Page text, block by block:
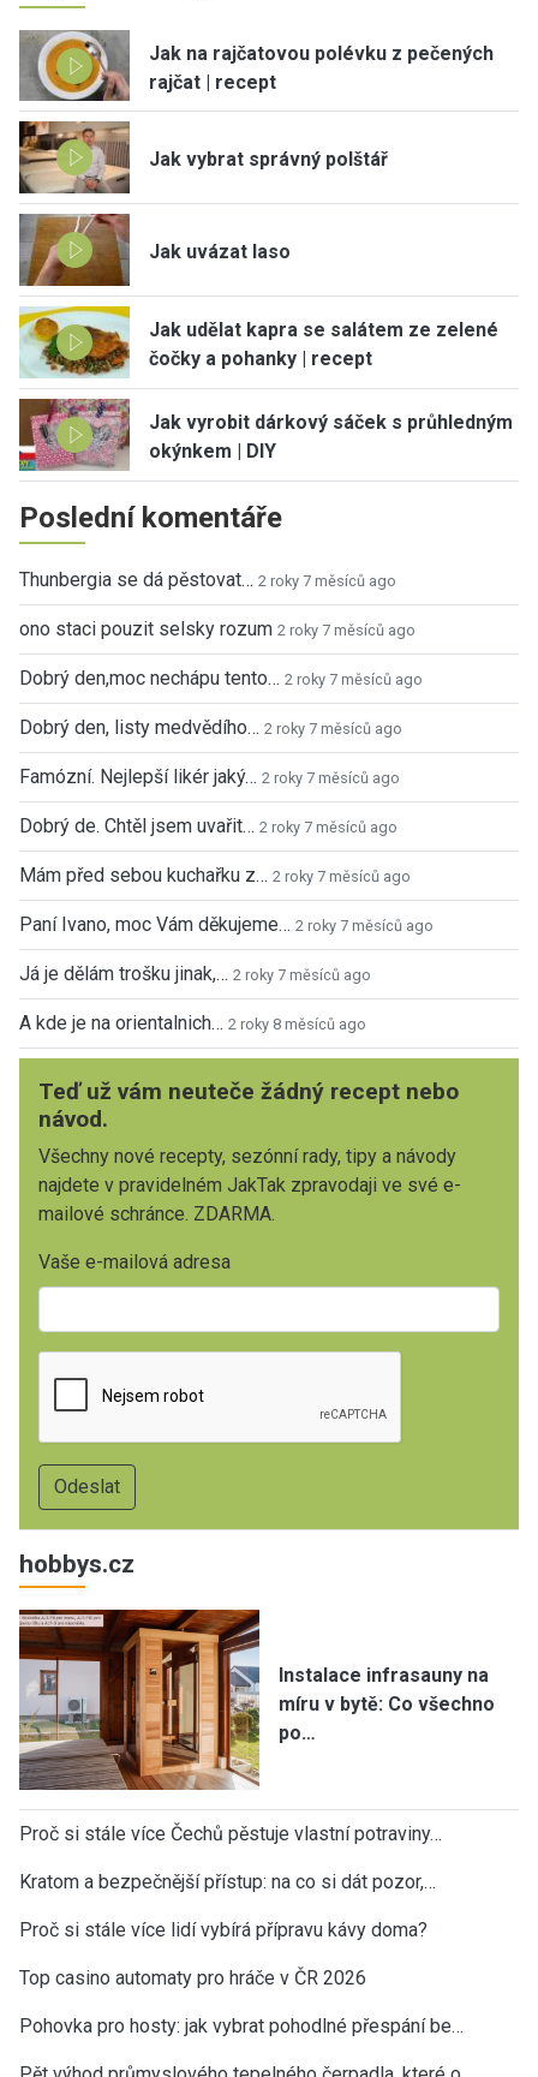
Jak na rajčatovou polévku z pečených
rajčat | recept
Jak vybrat správný polštář
Jak uvázat laso
Jak udělat kapra se salátem ze zelené
čočky a pohanky | recept
Jak vyrobit dárkový sáček s průhledným
okýnkem | DIY
Poslední komentáře
Thunbergia se dá pěstovat… 2 roky 7 měsíců ago
ono staci pouzit selsky rozum 2 roky 7 měsíců ago
Dobrý den,moc nechápu tento… 2 roky 7 měsíců ago
Dobrý den, listy medvědího… 2 roky 7 měsíců ago
Famózní. Nejlepší likér jaký… 2 roky 7 měsíců ago
Dobrý de. Chtěl jsem uvařit… 2 roky 7 měsíců ago
Mám před sebou kuchařku z… 2 roky 7 měsíců ago
Paní Ivano, moc Vám děkujeme… 2 roky 7 měsíců ago
Já je dělám trošku jinak,… 2 roky 7 měsíců ago
A kde je na orientalnich… 2 roky 8 měsíců ago
Teď už vám neuteče žádný recept nebo
návod.
Všechny nové recepty, sezónní rady, tipy a návody
najdete v pravidelném JakTak zpravodaji ve své e-
mailové schránce. ZDARMA.
Vaše e-mailová adresa
hobbys.cz
Instalace infrasauny na
míru v bytě: Co všechno
po…
Proč si stále více Čechů pěstuje vlastní potraviny…
Kratom a bezpečnější přístup: na co si dát pozor,…
Proč si stále více lidí vybírá přípravu kávy doma?
Top casino automaty pro hráče v ČR 2026
Pohovka pro hosty: jak vybrat pohodlné přespání be…